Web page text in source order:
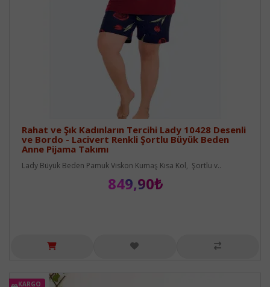
Rahat ve Şık Kadınların Tercihi Lady 10428 Desenli
ve Bordo - Lacivert Renkli Şortlu Büyük Beden
Anne Pijama Takımı
Lady Büyük Beden Pamuk Viskon Kumaş Kısa Kol, Şortlu v..
849,90₺
KARGO